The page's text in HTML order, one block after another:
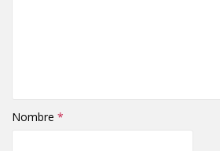
Nombre *